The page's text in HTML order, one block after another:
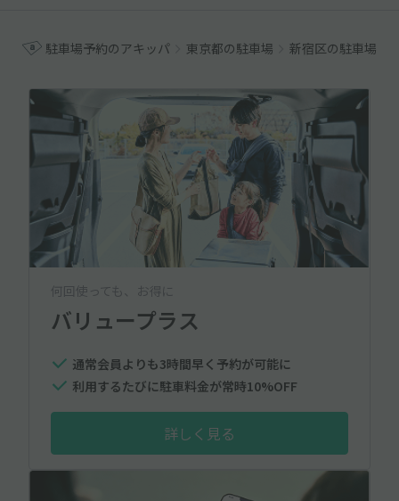
駐車場予約のアキッパ 東京都の駐車場 新宿区の駐車場
何回使っても、お得に
バリュープラス
通常会員よりも3時間早く予約が可能に
利用するたびに駐車料金が常時10%OFF
詳しく見る